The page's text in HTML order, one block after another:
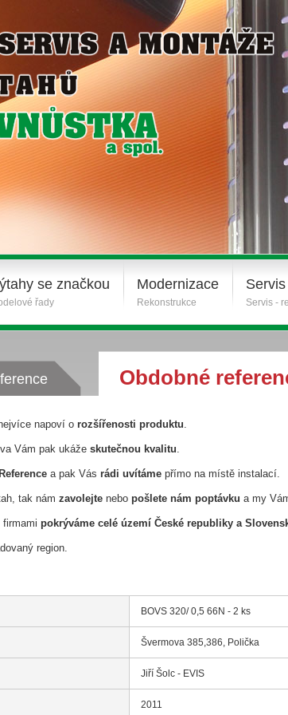
se značkou
řady
Modernizace
Rekonstrukce
Servis
Servis -
Obdobné
napoví o rozšířenosti produktu.
Vám pak ukáže skutečnou kvalitu.
Reference a pak Vás rádi uvítáme přímo na místě instalací.
tak nám zavolejte nebo pošlete nám poptávku a my
pokrýváme celé území České republiky a
region.
BOVS 320/ 0,5 66N - 2 ks
Švermova 385,386, Polička
Jiří Šolc - EVIS
2011